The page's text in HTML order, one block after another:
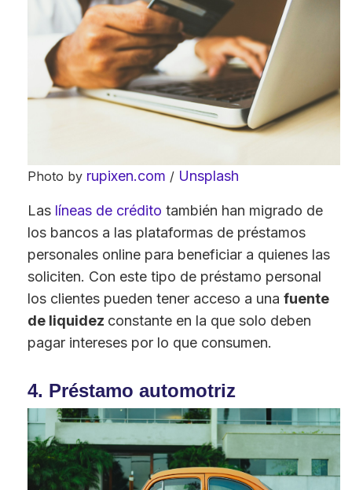
Photo by rupixen.com / Unsplash
Las líneas de crédito también han migrado de
los bancos a las plataformas de préstamos
personales online para beneficiar a quienes las
soliciten. Con este tipo de préstamo personal
los clientes pueden tener acceso a una fuente
de liquidez constante en la que solo deben
pagar intereses por lo que consumen.
4. Préstamo automotriz